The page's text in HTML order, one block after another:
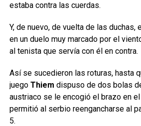
estaba contra las cuerdas.
Y, de nuevo, de vuelta de las duchas,
en un duelo muy marcado por el
al tenista que servía con él en contra.
Así se sucedieron las roturas, hasta
juego Thiem dispuso de dos bolas
austriaco se le encogió el brazo en
permitió al serbio reengancharse al
5.